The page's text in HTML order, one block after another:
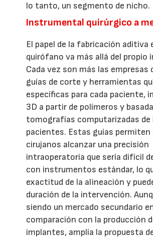
lo tanto, un segmento de nicho.
Instrumental quirúrgico a
El papel de la fabricación aditiva
quirófano va más allá del propio
Cada vez son más las empresas
guías de corte y herramientas
específicas para cada paciente,
3D a partir de polímeros y
tomografías computarizadas de
pacientes. Estas guías permiten
cirujanos alcanzar una precisión
intraoperatoria que sería difícil
con instrumentos estándar, lo
exactitud de la alineación y
duración de la intervención.
siendo un mercado secundario
comparación con la producción
implantes, amplía la propuesta